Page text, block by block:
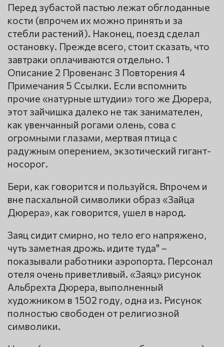
Перед зубастой пастью лежат обглоданные
кости (впрочем их можно принять и за
стебли растений). Наконец, поезд сделал
остановку. Прежде всего, стоит сказать, что
завтраки оплачиваются отдельно. 1
Описание 2 Провенанс 3 Повторения 4
Примечания 5 Ссылки. Если вспомнить
прочие «натурные штудии» того же Дюрера,
этот зайчишка далеко не так занимателен,
как увенчанный рогами олень, сова с
огромными глазами, мертвая птица с
радужным оперением, экзотический гигант-
носорог.
Бери, как говорится и пользуйся. Впрочем и
вне пасхальной символики образ «Зайца
Дюрера», как говорится, ушел в народ.
Заяц сидит смирно, но тело его напряжено,
чуть заметная дрожь. идите туда" –
показывали работники аэропорта. Персонал
отеля очень приветливый. «Заяц» рисунок
Альбрехта Дюрера, выполненный
художником в 1502 году, одна из. Рисунок
полностью свободен от религиозной
символики.